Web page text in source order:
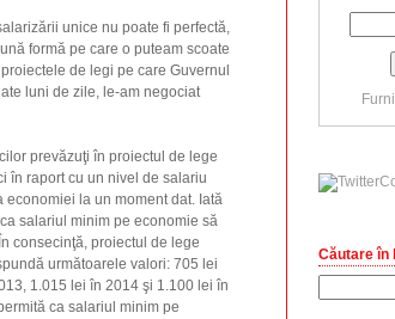
unice nu poate fi perfectă,
formă pe care o puteam scoate
de legi pe care Guvernul
luni de zile, le-am negociat
prevăzuţi în proiectul de lege
în raport cu un nivel de salariu
la un moment dat. Iată
salariul minim pe economie să
consecinţă, proiectul de lege
următoarele valori: 705 lei
1.015 lei în 2014 şi 1.100 lei în
ca salariul minim pe
Căutare în